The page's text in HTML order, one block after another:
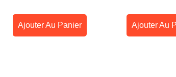
Ajouter Au Panier Ajouter Au